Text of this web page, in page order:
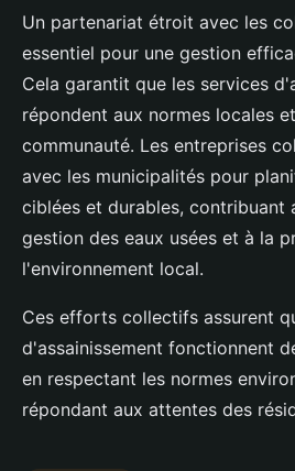
Un partenariat étroit avec les
essentiel pour une gestion
Cela garantit que les services
répondent aux normes locales
communauté. Les entreprises
avec les municipalités pour
ciblées et durables, contribuant
gestion des eaux usées et à la
l'environnement local.
Ces efforts collectifs assurent
d'assainissement fonctionnent
en respectant les normes
répondant aux attentes des